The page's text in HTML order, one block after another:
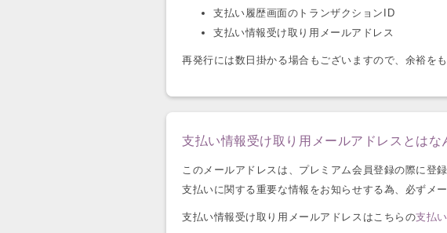
支払い履歴画面のトランザクションID
支払い情報受け取り用メールアドレス
再発行には数日掛かる場合もございますので、余裕を
支払い情報受け取り用メールアドレスとはな
このメールアドレスは、プレミアム会員登録の際に登
支払いに関する重要な情報をお知らせする為、必ずメ
支払い情報受け取り用メールアドレスはこちらの支払